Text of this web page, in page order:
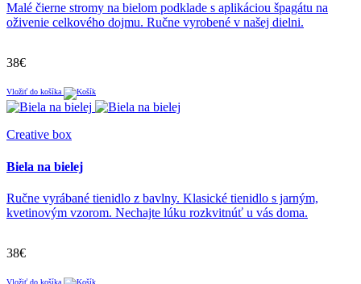
Malé čierne stromy na bielom podklade s aplikáciou špagátu na
oživenie celkového dojmu. Ručne vyrobené v našej dielni.
38€
Vložiť do košíka
Creative box
Biela na bielej
Ručne vyrábané tienidlo z bavlny. Klasické tienidlo s jarným,
kvetinovým vzorom. Nechajte lúku rozkvitnúť u vás doma.
38€
Vložiť do košíka